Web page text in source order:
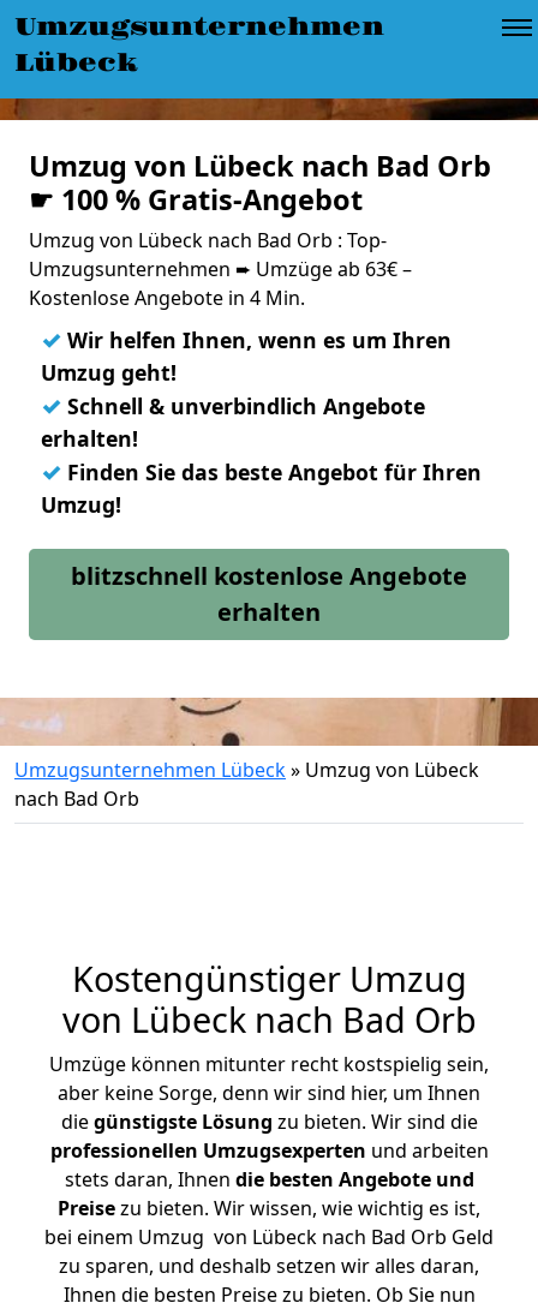
Umzugsunternehmen
Lübeck
Umzug von Lübeck nach Bad Orb
☛ 100 % Gratis-Angebot
Umzug von Lübeck nach Bad Orb : Top-
Umzugsunternehmen ➨ Umzüge ab 63€ –
Kostenlose Angebote in 4 Min.
✓ Wir helfen Ihnen, wenn es um Ihren
Umzug geht!
✓ Schnell & unverbindlich Angebote
erhalten!
✓ Finden Sie das beste Angebot für Ihren
Umzug!
blitzschnell kostenlose Angebote
erhalten
Umzugsunternehmen Lübeck» Umzug von Lübeck
nach Bad Orb
Kostengünstiger Umzug
von Lübeck nach Bad Orb
Umzüge können mitunter recht kostspielig sein,
aber keine Sorge, denn wir sind hier, um Ihnen
diegünstigste Lösung zu bieten. Wir sind die
professionellen Umzugsexperten und arbeiten
stets daran, Ihnen die besten Angebote und
Preisezu bieten. Wir wissen, wie wichtig es ist,
bei einem Umzug von Lübeck nach Bad Orb Geld
zu sparen, und deshalb setzen wir alles daran,
Ihnen die besten Preise zu bieten. Ob Sie nun